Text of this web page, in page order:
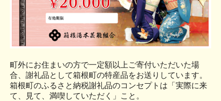
町外にお住まいの方で一定額以上ご寄付いただいた場
合、謝礼品として箱根町の特産品をお送りしています。
箱根町のふるさと納税謝礼品のコンセプトは「実際に来
て、見て、満喫していただく」こと。